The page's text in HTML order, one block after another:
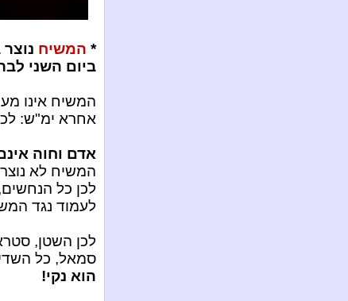
* המשיח
ביום השני
המשיח אינו
אחרא ימ"ש:
אדם וחוה
המשיח לא
לכן כל
לעמוד נגד
לכן השטן,
סמאל, כל
הוא נקי!